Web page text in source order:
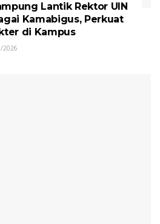
Lantik Rektor UIN
Kamabigus, Perkuat
di Kampus
2026